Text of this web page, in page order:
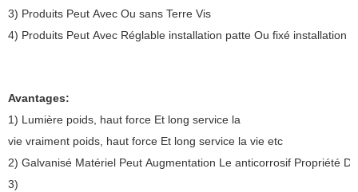
3) Produits Peut Avec Ou sans Terre Vis
4) Produits Peut Avec Réglable installation patte Ou fixé installation
Avantages:
1) Lumière poids, haut force Et long service la
vie vraiment poids, haut force Et long service la vie etc
2) Galvanisé Matériel Peut Augmentation Le anticorrosif Propriété
3)